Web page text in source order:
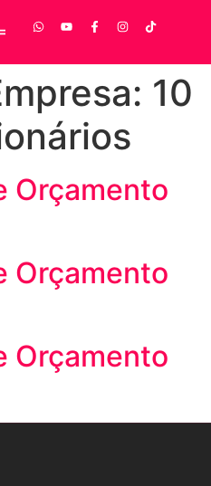
10
Orçamento
Orçamento
Orçamento